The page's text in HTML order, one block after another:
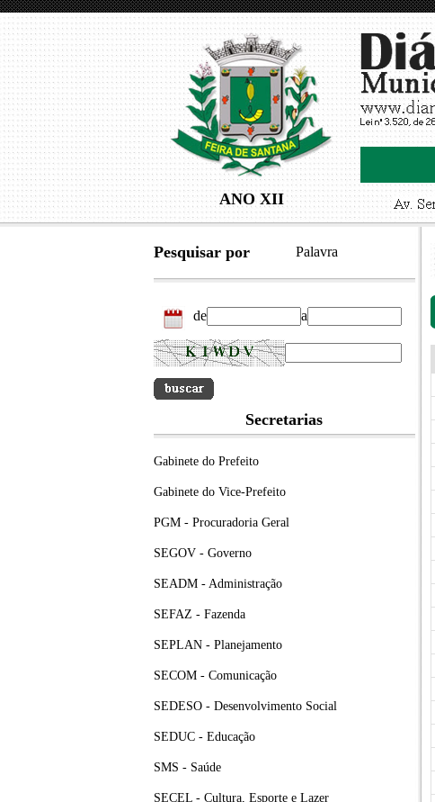
ANO XII
Pesquisar por Palavra
de a
Secretarias
Gabinete do Prefeito
Gabinete do Vice-Prefeito
PGM - Procuradoria Geral
SEGOV - Governo
SEADM - Administração
SEFAZ - Fazenda
SEPLAN - Planejamento
SECOM - Comunicação
SEDESO - Desenvolvimento Social
SEDUC - Educação
SMS - Saúde
SECEL - Cultura, Esporte e Lazer